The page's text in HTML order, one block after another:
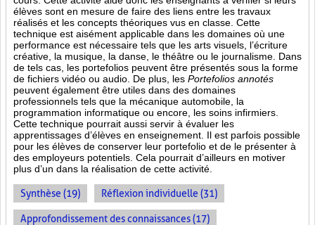
élèves sont en mesure de faire des liens entre les travaux
réalisés et les concepts théoriques vus en classe. Cette
technique est aisément applicable dans les domaines où une
performance est nécessaire tels que les arts visuels, l’écriture
créative, la musique, la danse, le théâtre ou le journalisme. Dans
de tels cas, les portefolios peuvent être présentés sous la forme
de fichiers vidéo ou audio. De plus, les Portefolios annotés
peuvent également être utiles dans des domaines
professionnels tels que la mécanique automobile, la
programmation informatique ou encore, les soins infirmiers.
Cette technique pourrait aussi servir à évaluer les
apprentissages d’élèves en enseignement. Il est parfois possible
pour les élèves de conserver leur portefolio et de le présenter à
des employeurs potentiels. Cela pourrait d’ailleurs en motiver
plus d’un dans la réalisation de cette activité.
Synthèse (19) Réflexion individuelle (31)
Approfondissement des connaissances (17)